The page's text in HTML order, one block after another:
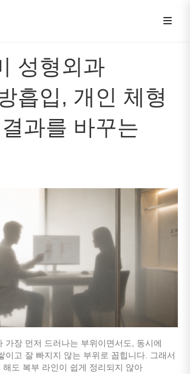
성형외과
흡입, 개인 체형
과를 바꾸는
가장 먼저 드러나는 부위이면서도, 동시에
이고 잘 빠지지 않는 부위로 꼽힙니다. 그래서
해도 복부 라인이 쉽게 정리되지 않아